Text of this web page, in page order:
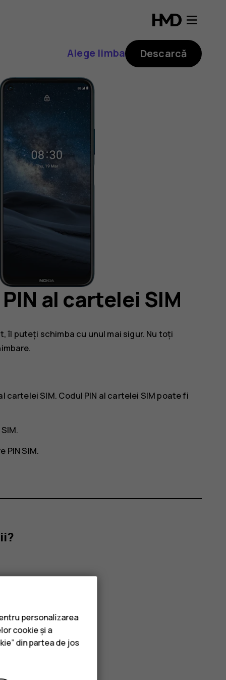
Alege limba Descarcă
al cartelei SIM
îl puteți schimba cu unul mai sigur. Nu toți
SIM. Codul PIN al cartelei SIM poate fi
.
PIN SIM.
personalizarea
cookie și a
din partea de jos